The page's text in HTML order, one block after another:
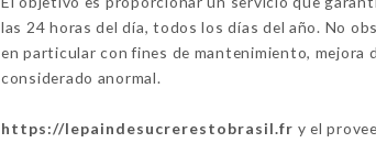
las 24 horas del día, todos los días del año. No
en particular con fines de mantenimiento,
considerado anormal.
https://lepaindesucrerestobrasil.fr y el